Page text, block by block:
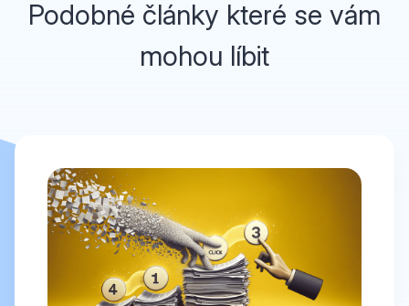
Podobné články které se vám
mohou líbit